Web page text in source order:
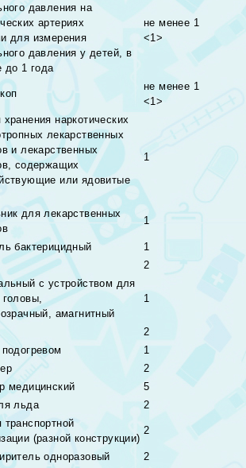
давления на
артериях
для измерения
давления у детей, в
до 1 года
не менее 1
<1>
не менее 1
<1>
наркотических
лекарственных
и лекарственных
содержащих
или ядовитые
1
для лекарственных
1
бактерицидный
1
2
с устройством для
амагнитный
1
2
1
2
медицинский
5
льда 2
(разной конструкции)
2
одноразовый
2